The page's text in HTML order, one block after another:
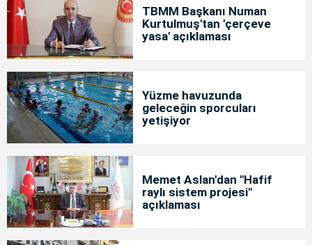
TBMM Başkanı Numan
Kurtulmuş'tan 'çerçeve
yasa' açıklaması
Yüzme havuzunda
geleceğin sporcuları
yetişiyor
Memet Aslan'dan "Hafif
raylı sistem projesi"
açıklaması